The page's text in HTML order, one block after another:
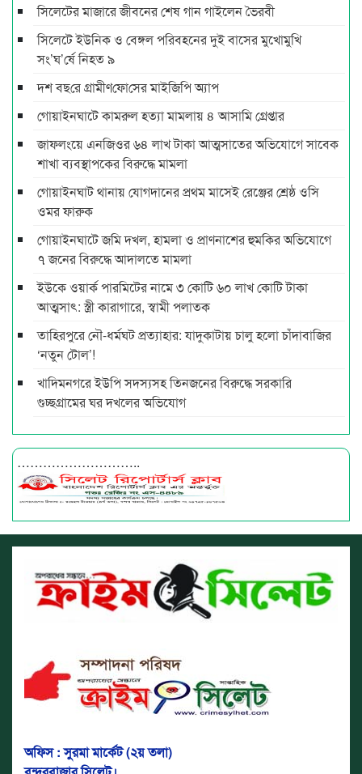
সিলেটের মাজারে জীবনের শেষ গান গাইলেন ভৈরবী
সিলেটে ইউনিক ও বেঙ্গল পরিবহনের দুই বাসের মুখোমুখি
সং’ঘ’র্ষে নিহত ৯
দশ বছ‌রে গ্রামীণ‌ফো‌সের মাইজিপি অ্যাপ
গোয়াইনঘাটে কামরুল হত্যা মামলায় ৪ আসামি গ্রেপ্তার
জাফলংয়ে এনজিওর ৬৪ লাখ টাকা আত্মসাতের অভিযোগে সাবেক
শাখা ব্যবস্থাপকের বিরুদ্ধে মামলা
গোয়াইনঘাট থানায় যোগদানের প্রথম মাসেই রেঞ্জের শ্রেষ্ঠ ওসি
ওমর ফারুক
গোয়াইনঘাটে জমি দখল, হামলা ও প্রাণনাশের হুমকির অভিযোগে
৭ জনের বিরুদ্ধে আদালতে মামলা
ইউকে ওয়ার্ক পারমিটের নামে ৩ কোটি ৬০ লাখ কোটি টাকা
আত্মসাৎ: স্ত্রী কারাগারে, স্বামী পলাতক
তাহিরপুরে নৌ-ধর্মঘট প্রত্যাহার: যাদুকাটায় চালু হলো চাঁদাবাজির
‘নতুন টোল’!
খাদিমনগরে ইউপি সদস্যসহ তিনজনের বিরুদ্ধে সরকারি
গুচ্ছগ্রামের ঘর দখলের অভিযোগ
………………………..
অফিস : সুরমা মার্কেট (২য় তলা)